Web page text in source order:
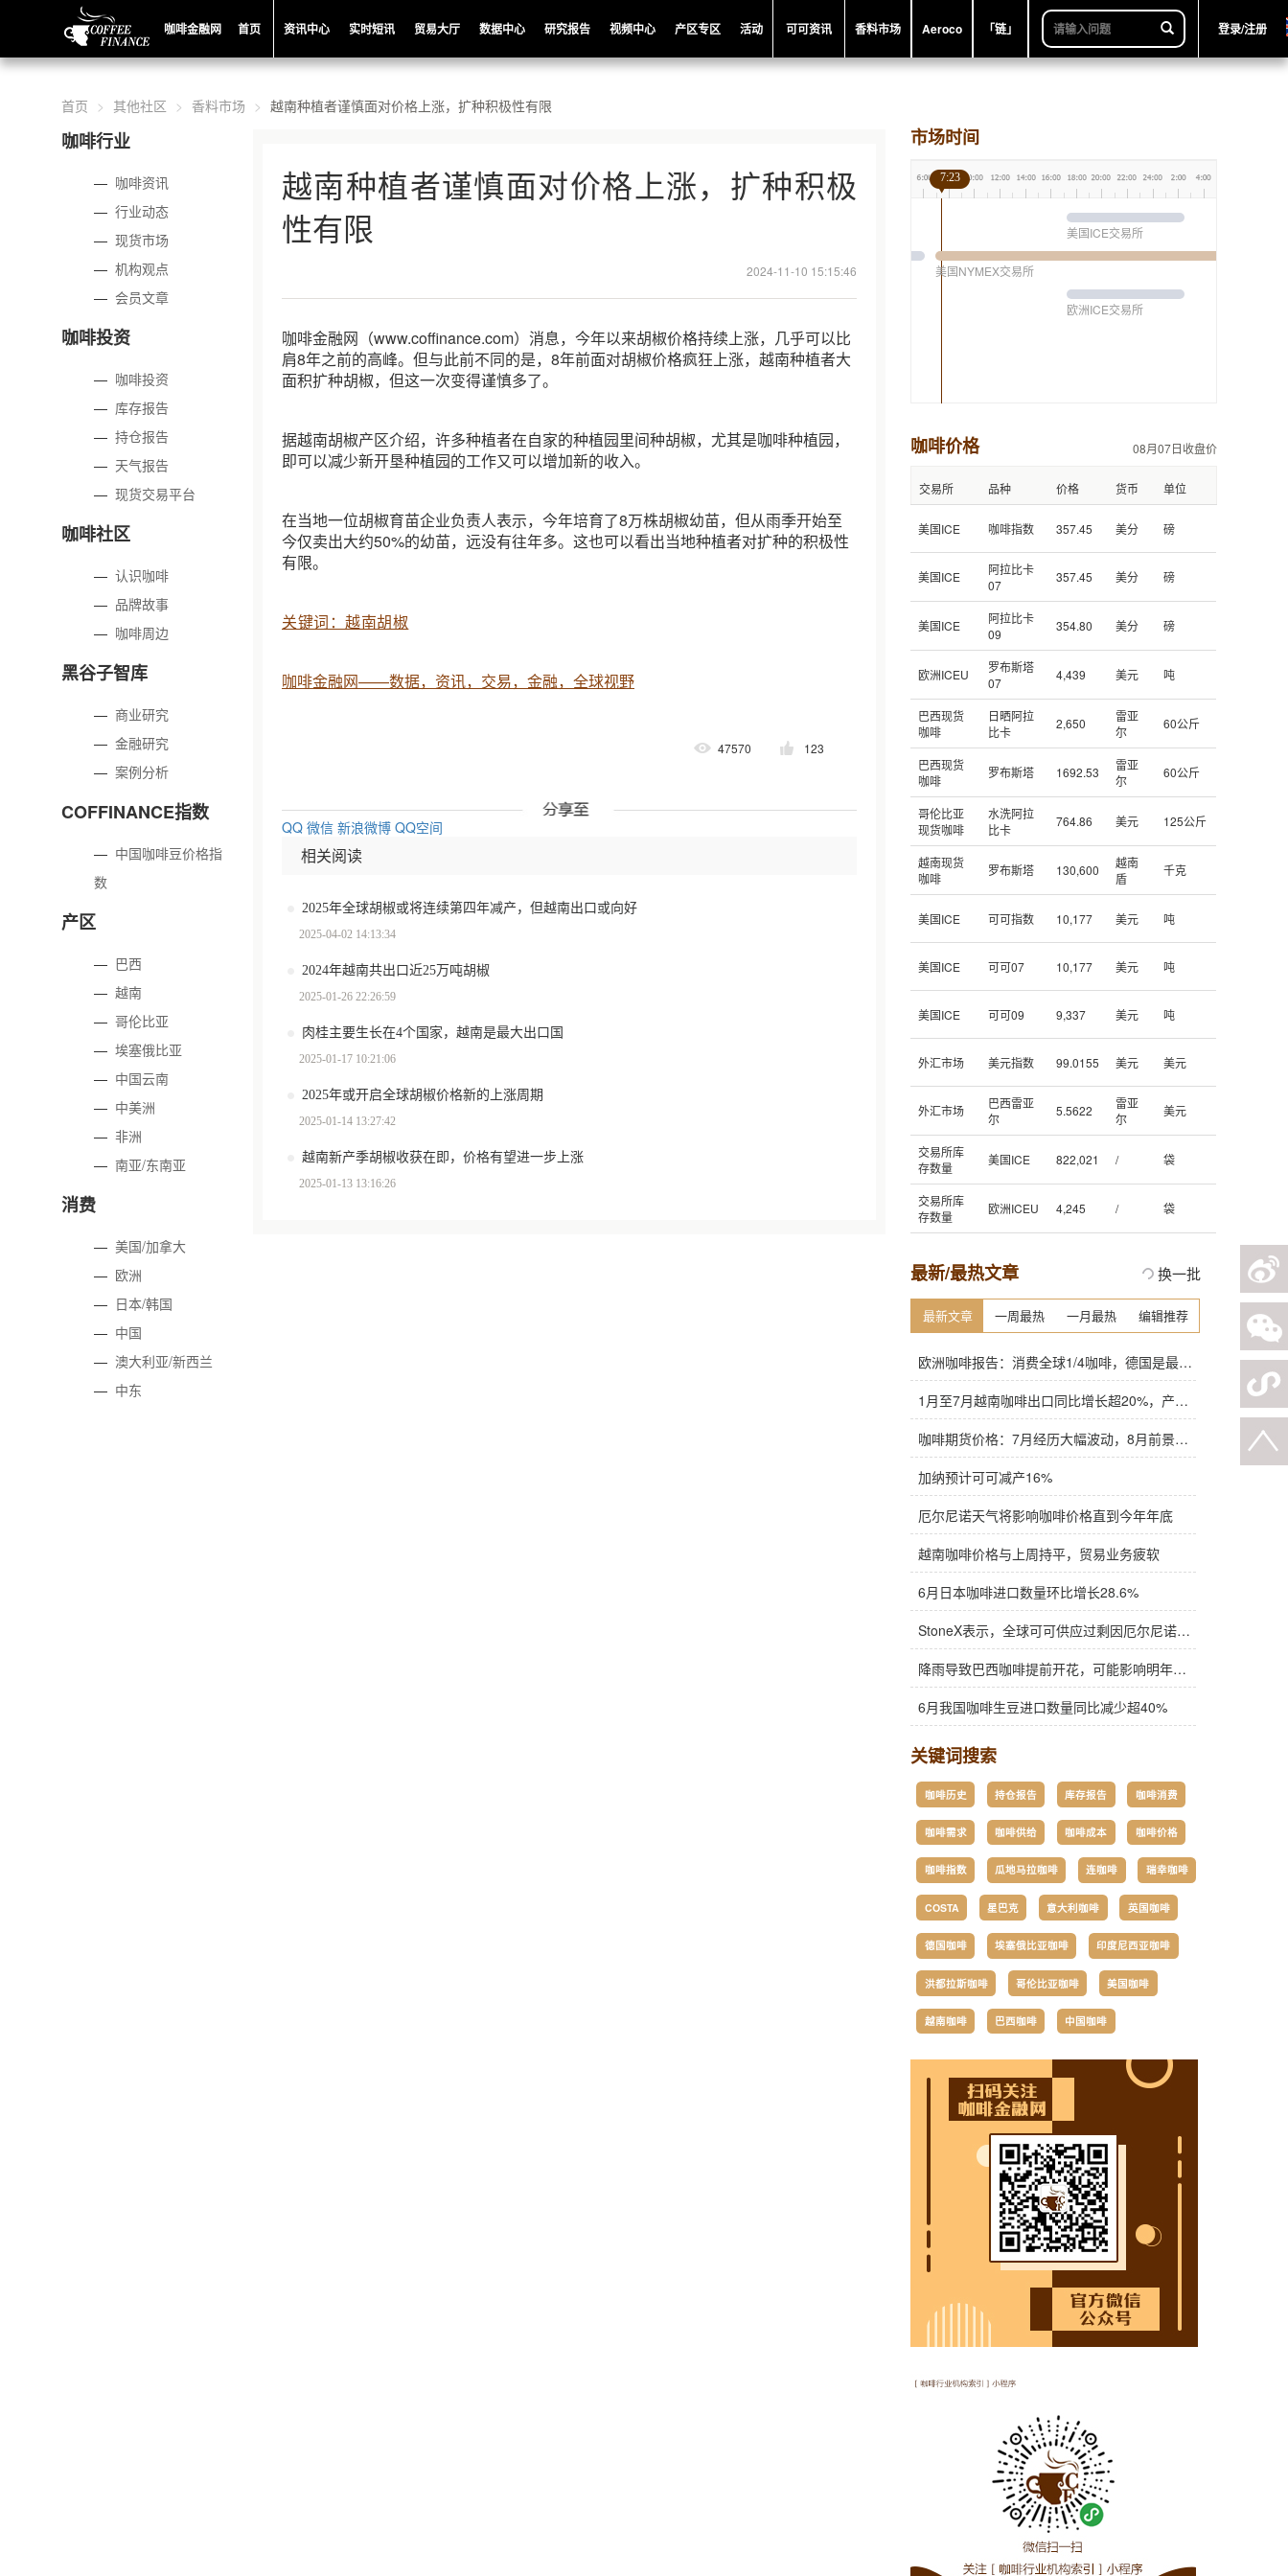
咖啡金融网 首页 资讯中心 实时短讯 贸易大厅 数据中心 研究报告 视频中心 产区专区 活动 可可资讯 香料市场 Aeroco 「链」 登录/注册
首页 其他社区 香料市场 越南种植者谨慎面对价格上涨，扩种积极性有限
咖啡行业
— 咖啡资讯
—行业动态
—现货市场
—机构观点
—会员文章
咖啡投资
— 咖啡投资
— 库存报告
—持仓报告
— 天气报告
—现货交易平台
咖啡社区
—认识咖啡
— 品牌故事
— 咖啡周边
黑谷子智库
— 商业研究
—金融研究
—案例分析
COFFINANCE指数
— 中国咖啡豆价格指
数
产区
— 巴西
—越南
—哥伦比亚
—埃塞俄比亚
— 中国云南
— 中美洲
—非洲
—南亚/东南亚
消费
—美国/加拿大
— 欧洲
— 日本/韩国
— 中国
— 澳大利亚/新西兰
— 中东
越南种植者谨慎面对价格上涨，扩种积极
性有限
2024-11-10 15:15:46
咖啡金融网（www.coffinance.com）消息，今年以来胡椒价格持续上涨，几乎可以比
肩8年之前的高峰。但与此前不同的是，8年前面对胡椒价格疯狂上涨，越南种植者大
面积扩种胡椒，但这一次变得谨慎多了。
据越南胡椒产区介绍，许多种植者在自家的种植园里间种胡椒，尤其是咖啡种植园，
即可以减少新开垦种植园的工作又可以增加新的收入。
在当地一位胡椒育苗企业负责人表示，今年培育了8万株胡椒幼苗，但从雨季开始至
今仅卖出大约50%的幼苗，远没有往年多。这也可以看出当地种植者对扩种的积极性
有限。
关键词：越南胡椒
咖啡金融网——数据，资讯，交易，金融，全球视野
47570 123
QQ 微信 新浪微博 QQ空间
相关阅读
2025年全球胡椒或将连续第四年减产，但越南出口或向好
2025-04-02 14:13:34
2024年越南共出口近25万吨胡椒
2025-01-26 22:26:59
肉桂主要生长在4个国家，越南是最大出口国
2025-01-17 10:21:06
2025年或开启全球胡椒价格新的上涨周期
2025-01-14 13:27:42
越南新产季胡椒收获在即，价格有望进一步上涨
2025-01-13 13:16:26
市场时间
美国ICE交易所
美国NYMEX交易所
欧洲ICE交易所
7:23
咖啡价格 08月07日收盘价
交易所 品种 价格 货币 单位
美国ICE 咖啡指数 357.45 美分 磅
美国ICE
阿拉比卡
07
357.45 美分 磅
美国ICE
阿拉比卡
09
354.80 美分 磅
欧洲ICEU
罗布斯塔
07
4,439 美元 吨
巴西现货
咖啡
日晒阿拉
比卡
2,650
雷亚
尔
60公斤
巴西现货
咖啡
罗布斯塔 1692.53
雷亚
尔
60公斤
哥伦比亚
现货咖啡
水洗阿拉
比卡
764.86 美元 125公斤
越南现货
咖啡
罗布斯塔 130,600
越南
盾
千克
美国ICE 可可指数 10,177 美元 吨
美国ICE 可可07 10,177 美元 吨
美国ICE 可可09 9,337 美元 吨
外汇市场 美元指数 99.0155 美元 美元
外汇市场
巴西雷亚
尔
5.5622
雷亚
尔
美元
交易所库
存数量
美国ICE 822,021 / 袋
交易所库
存数量
欧洲ICEU 4,245 / 袋
最新/最热文章 换一批
最新文章 一周最热 一月最热 编辑推荐
欧洲咖啡报告：消费全球1/4咖啡，德国是最大进口国，意大利在烘焙咖啡生产中领先
1月至7月越南咖啡出口同比增长超20%，产量也将是过去四年来最高
咖啡期货价格：7月经历大幅波动，8月前景依旧不明朗
加纳预计可可减产16%
厄尔尼诺天气将影响咖啡价格直到今年年底
越南咖啡价格与上周持平，贸易业务疲软
6月日本咖啡进口数量环比增长28.6%
StoneX表示，全球可可供应过剩因厄尔尼诺而萎缩
降雨导致巴西咖啡提前开花，可能影响明年产量，造成近期价格波动极不稳定
6月我国咖啡生豆进口数量同比减少超40%
关键词搜索
咖啡历史 持仓报告 库存报告 咖啡消费
咖啡需求 咖啡供给 咖啡成本 咖啡价格
咖啡指数 瓜地马拉咖啡 连咖啡 瑞幸咖啡
COSTA 星巴克 意大利咖啡 英国咖啡
德国咖啡 埃塞俄比亚咖啡 印度尼西亚咖啡
洪都拉斯咖啡 哥伦比亚咖啡 美国咖啡
越南咖啡 巴西咖啡 中国咖啡